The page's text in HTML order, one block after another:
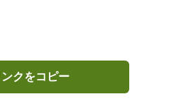
クをコピー